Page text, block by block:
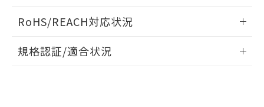
受光出力-距離特性
ドすることができます。
ログイン/会員登録
RoHS/REACH対応状況
EU RoHS 注意事項・凡例
規格認証/適合状況
荷製品に未対応品が混在することから備考
欄に対応日を記載しておりました。
既に当社にて対応品への在庫切替を完了
していることから、特段のことがない限